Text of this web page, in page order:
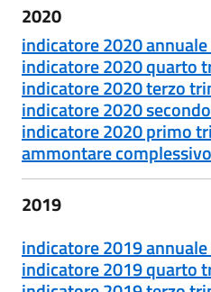
2020
indicatore 2020
indicatore 2020 quarto
indicatore 2020 terzo
indicatore 2020
indicatore 2020 primo
ammontare
2019
indicatore 2019
indicatore 2019 quarto